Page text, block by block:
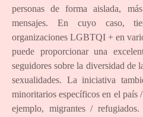
personas de forma aislada,
mensajes. En cuyo caso,
organizaciones LGBTQI + en
puede proporcionar una
seguidores sobre la diversidad de
sexualidades. La iniciativa
minoritarios específicos en el país
ejemplo, migrantes /